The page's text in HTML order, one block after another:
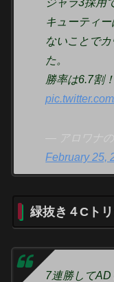
ジャラ3採用
キューティ
ないことで
た。
勝率は6.7割
— アロワナの
February 25,
緑抜き４Cト
7連勝して